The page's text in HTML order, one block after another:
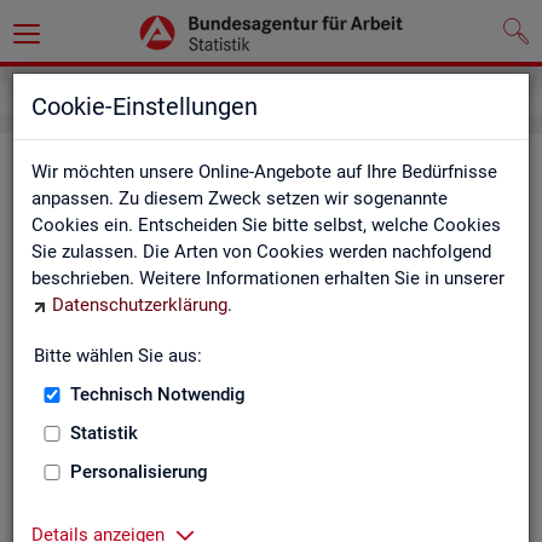
Cookie-Einstellungen
Wir möchten unsere Online-Angebote auf Ihre Bedürfnisse
anpassen. Zu diesem Zweck setzen wir sogenannte
Cookies ein. Entscheiden Sie bitte selbst, welche Cookies
Sie zulassen. Die Arten von Cookies werden nachfolgend
beschrieben. Weitere Informationen erhalten Sie in unserer
Datenschutzerklärung.
Bitte wählen Sie aus:
Technisch Notwendig
Statistik
Personalisierung
Details anzeigen
Kon­takt
Nut­zen Sie die Mög­lich­keit mit uns in Kon­takt zu tre­ten!
Sie haben Fra­gen zum An­ge­bot?
Sie be­nö­ti­gen auf Ihre Fra­ge­stel­lung zu­ge­schnit­te­ne Son­der­
Ihr Sta­tis­tik-Ser­vice hilft Ihnen wei­ter!
Zen­tra­ler Sta­tis­tik-Ser­vice